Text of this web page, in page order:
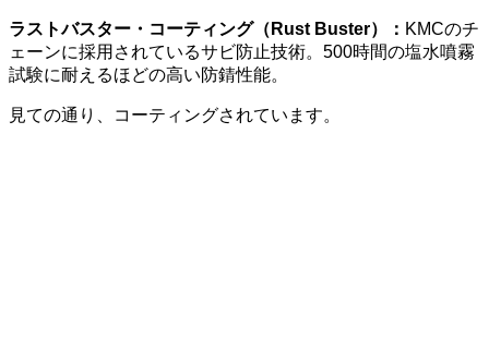
ラストバスター・コーティング（Rust Buster）： KMCのチ
ェーンに採用されているサビ防止技術。500時間の塩水噴霧
試験に耐えるほどの高い防錆性能。
見ての通り、コーティングされています。